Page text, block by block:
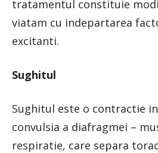
tratamentul constituie
viatam cu indepartarea
excitanti.
Sughitul
Sughitul este o contractie
convulsia a diafragmei –
respiratie, care separa